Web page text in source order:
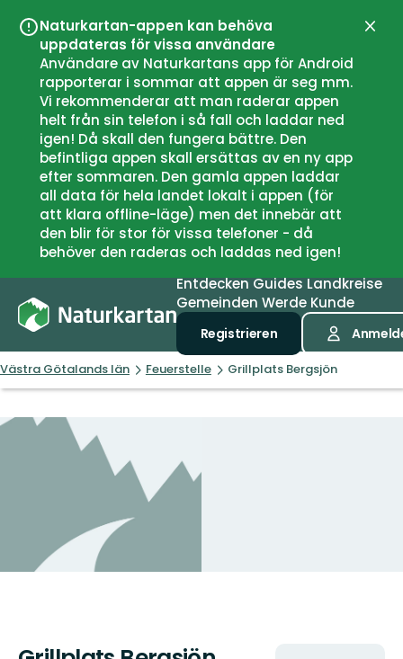
Naturkartan-appen kan behöva
uppdateras för vissa användare
Användare av Naturkartans app för Android
rapporterar i sommar att appen är seg mm.
Vi rekommenderar att man raderar appen
helt från sin telefon i så fall och laddar ned
igen! Då skall den fungera bättre. Den
befintliga appen skall ersättas av en ny app
efter sommaren. Den gamla appen laddar
all data för hela landet lokalt i appen (för
att klara offline-läge) men det innebär att
den blir för stor för vissa telefoner - då
behöver den raderas och laddas ned igen!
EntdeckenGuidesLandkreise
Gemeinden Werde Kunde
Registrieren
Västra Götalands län Feuerstelle Grillplats Bergsjön